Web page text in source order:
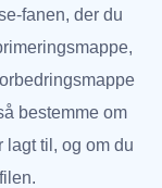
fanen, der du
bestemme om
lagt til, og om du